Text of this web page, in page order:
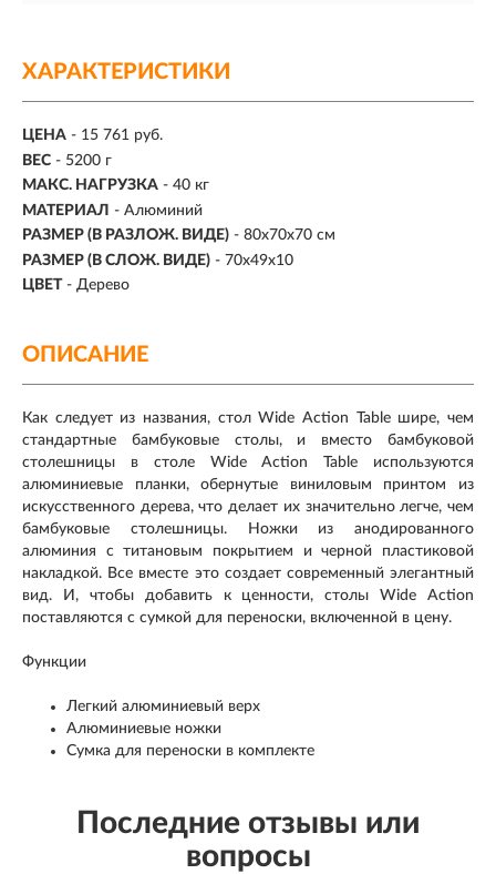
ХАРАКТЕРИСТИКИ
ЦЕНА - 15 761 руб.
ВЕС - 5200 г
МАКС. НАГРУЗКА - 40 кг
МАТЕРИАЛ - Алюминий
РАЗМЕР (В РАЗЛОЖ. ВИДЕ) - 80х70х70 см
РАЗМЕР (В СЛОЖ. ВИДЕ) - 70х49х10
ЦВЕТ - Дерево
ОПИСАНИЕ
Как следует из названия, стол Wide Action Table шире, чем
стандартные бамбуковые столы, и вместо бамбуковой
столешницы в столе Wide Action Table используются
алюминиевые планки, обернутые виниловым принтом из
искусственного дерева, что делает их значительно легче, чем
бамбуковые столешницы. Ножки из анодированного
алюминия с титановым покрытием и черной пластиковой
накладкой. Все вместе это создает современный элегантный
вид. И, чтобы добавить к ценности, столы Wide Action
поставляются с сумкой для переноски, включенной в цену.
Функции
Легкий алюминиевый верх
Алюминиевые ножки
Сумка для переноски в комплекте
Последние отзывы или
вопросы